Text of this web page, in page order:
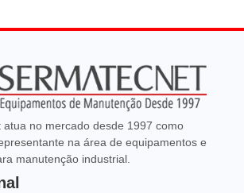
atua no mercado desde 1997 como
na área de equipamentos e
manutenção industrial.